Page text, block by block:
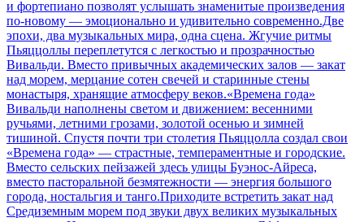
и фортепиано позволят услышать знаменитые произведения
по-новому — эмоционально и удивительно современно.Две
эпохи, два музыкальных мира, одна сцена. Жгучие ритмы
Пьяццоллы переплетутся с легкостью и прозрачностью
Вивальди. Вместо привычных академических залов — закат
над морем, мерцание сотен свечей и старинные стены
монастыря, хранящие атмосферу веков.«Времена года»
Вивальди наполнены светом и движением: весенними
ручьями, летними грозами, золотой осенью и зимней
тишиной. Спустя почти три столетия Пьяццолла создал свои
«Времена года» — страстные, темпераментные и городские.
Вместо сельских пейзажей здесь улицы Буэнос-Айреса,
вместо пасторальной безмятежности — энергия большого
города, ностальгия и танго.Приходите встретить закат над
Средиземным морем под звуки двух великих музыкальных